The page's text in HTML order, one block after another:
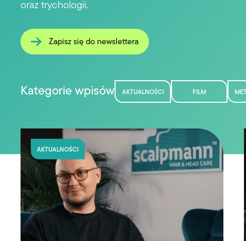
oraz trychologii.
Zapisz się do newslettera
Kategorie wpisów AKTUALNOŚCI FILM
AKTUALNOŚCI